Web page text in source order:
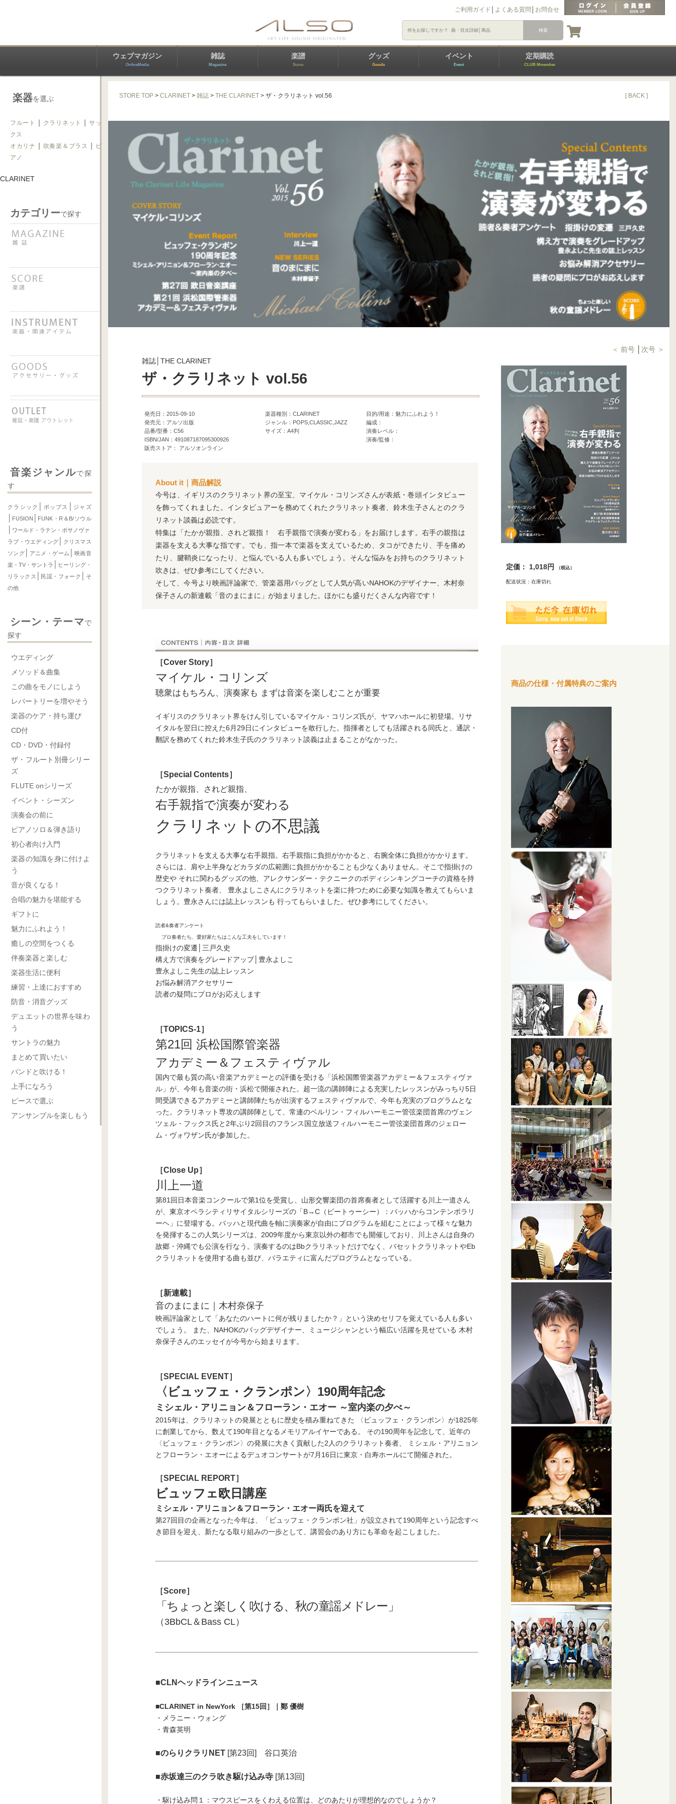
ご利用ガイド よくある質問 お問合せ
ウェブマガジン
OnlineMedia
雑誌
Magazine
楽譜
Score
グッズ
Goods
イベント
Event
定期購読
CLUB Mmember
楽器を選ぶ
フルート ｜ クラリネット ｜ サッ
クス
オカリナ ｜ 吹奏楽＆ブラス ｜
ピ
アノ
CLARINET
カテゴリーで探す
音楽ジャンルで探
す
クラシック ポップス ジャズ
FUSION FUNK・R＆B/ソウル
ワールド・ラテン・ボサノヴァ
ラブ・ウエディング
クリスマス
ソング
アニメ・ゲーム
映画音
楽・TV・サントラ
ヒーリング・
リラックス
民謡・フォーク
そ
の他
シーン・テーマで
探す
ウエディング
メソッド＆曲集
この曲をモノにしよう
レパートリーを増やそう
楽器のケア・持ち運び
CD付
CD・DVD・付録付
ザ・フルート別冊シリー
ズ
FLUTE onシリーズ
イベント・シーズン
演奏会の前に
ピアノソロ＆弾き語り
初心者向け入門
楽器の知識を身に付けよ
う
音が良くなる！
合唱の魅力を堪能する
ギフトに
魅力にふれよう！
癒しの空間をつくる
伴奏楽器と楽しむ
楽器生活に便利
練習・上達におすすめ
防音・消音グッズ
デュエットの世界を味わ
う
サントラの魅力
まとめて買いたい
バンドと吹ける！
上手になろう
ピースで選ぶ
アンサンブルを楽しもう
STORE TOP >CLARINET >雑誌 >THE CLARINET > ザ・クラリネット vol.56 [ BACK ]
＜ 前号 次号 ＞
定価： 1,018円 （税込）
配送状況：在庫切れ
商品の仕様・付属特典のご案内
雑誌│THE CLARINET
ザ・クラリネット vol.56
発売日：2015-09-10
発売元：アルソ出版
品番/型番：C56
ISBN/JAN：491087187095300926
販売ストア： アルソオンライン
楽器種別：CLARINET
ジャンル：POPS,CLASSIC,JAZZ
サイズ：A4判
目的/用途：魅力にふれよう！
編成：
演奏レベル：
演奏/監修：
About it｜商品解説
今号は、イギリスのクラリネット界の至宝、マイケル・コリンズさんが表紙・巻頭インタビュー
を飾ってくれました。インタビュアーを務めてくれたクラリネット奏者、鈴木生子さんとのクラ
リネット談義は必読です。
特集は「たかが親指、されど親指！ 右手親指で演奏が変わる」をお届けします。右手の親指は
楽器を支える大事な指です。でも、指一本で楽器を支えているため、タコができたり、手を痛め
たり、腱鞘炎になったり、と悩んでいる人も多いでしょう。そんな悩みをお持ちのクラリネット
吹きは、ぜひ参考にしてください。
そして、今号より映画評論家で、管楽器用バッグとして人気が高いNAHOKのデザイナー、木村奈
保子さんの新連載「音のまにまに」が始まりました。ほかにも盛りだくさんな内容です！
［Cover Story］
マイケル・コリンズ
聴衆はもちろん、演奏家も まずは音楽を楽しむことが重要
イギリスのクラリネット界をけん引しているマイケル・コリンズ氏が、ヤマハホールに初登場。リサ
イタルを翌日に控えた6月29日にインタビューを敢行した。指揮者としても活躍される同氏と、通訳・
翻訳を務めてくれた鈴木生子氏のクラリネット談義は止まることがなかった。
［Special Contents］
たかが親指、されど親指、
右手親指で演奏が変わる
クラリネットの不思議
クラリネットを支える大事な右手親指。右手親指に負担がかかると、右腕全体に負担がかかります。
さらには、肩や上半身などカラダの広範囲に負担がかかることも少なくありません。そこで指掛けの
歴史や それに関わるグッズの他、アレクサンダー・テクニークのボディシンキングコーチの資格を持
つクラリネット奏者、 豊永よしこさんにクラリネットを楽に持つために必要な知識を教えてもらいま
しょう。豊永さんには誌上レッスンも 行ってもらいました。ぜひ参考にしてください。
読者&奏者アンケート
プロ奏者たち、愛好家たちはこんな工夫をしています！
指掛けの変遷│三戸久史
構え方で演奏をグレードアップ│豊永よしこ
豊永よしこ先生の誌上レッスン
お悩み解消アクセサリー
読者の疑問にプロがお応えします
［TOPICS-1］
第21回 浜松国際管楽器
アカデミー＆フェスティヴァル
国内で最も質の高い音楽アカデミーとの評価を受ける「浜松国際管楽器アカデミー＆フェスティヴァ
ル」が、今年も音楽の街・浜松で開催された。超一流の講師陣による充実したレッスンがみっちり5日
間受講できるアカデミーと講師陣たちが出演するフェスティヴァルで、今年も充実のプログラムとな
った。クラリネット専攻の講師陣として、常連のベルリン・フィルハーモニー管弦楽団首席のヴェン
ツェル・フックス氏と2年ぶり2回目のフランス国立放送フィルハーモニー管弦楽団首席のジェロー
ム・ヴォワザン氏が参加した。
［Close Up］
川上一道
第81回日本音楽コンクールで第1位を受賞し、山形交響楽団の首席奏者として活躍する川上一道さん
が、東京オペラシティリサイタルシリーズの「B→C（ビートゥーシー）：バッハからコンテンポラリ
ーヘ」に登場する。バッハと現代曲を軸に演奏家が自由にプログラムを組むことによって様々な魅力
を発揮するこの人気シリーズは、2009年度から東京以外の都市でも開催しており、川上さんは自身の
故郷・沖縄でも公演を行なう。演奏するのはBbクラリネットだけでなく、バセットクラリネットやEb
クラリネットを使用する曲も並び、バラエティに富んだプログラムとなっている。
［新連載］
音のまにまに｜木村奈保子
映画評論家として「あなたのハートに何が残りましたか？」という決めセリフを覚えている人も多い
でしょう。 また、NAHOKのバッグデザイナー、ミュージシャンという幅広い活躍を見せている 木村
奈保子さんのエッセイが今号から始まります。
［SPECIAL EVENT］
〈ビュッフェ・クランポン〉190周年記念
ミシェル・アリニョン＆フローラン・エオー ～室内楽の夕べ～
2015年は、クラリネットの発展とともに歴史を積み重ねてきた 〈ビュッフェ・クランポン〉が1825年
に創業してから、数えて190年目となるメモリアルイヤーである。 その190周年を記念して、近年の
〈ビュッフェ・クランポン〉の発展に大きく貢献した2人のクラリネット奏者、 ミシェル・アリニョン
とフローラン・エオーによるデュオコンサートが7月16日に東京・白寿ホールにて開催された。
［SPECIAL REPORT］
ビュッフェ欧日講座
ミシェル・アリニョン＆フローラン・エオー両氏を迎えて
第27回目の企画となった今年は、「ビュッフェ・クランポン社」が設立されて190周年という記念すべ
き節目を迎え、新たなる取り組みの一歩として、講習会のあり方にも革命を起こしました。
［Score］
「ちょっと楽しく吹ける、秋の童謡メドレー」
（3BbCL＆Bass CL）
■CLNヘッドラインニュース
■CLARINET in NewYork
［第15回］｜鄭 優樹
・メラニー・ウォング
・青森英明
■のらりクラリNET [第23回] 谷口英治
■赤坂達三のクラ吹き駆け込み寺 [第13回]
・駆け込み問１：マウスピースをくわえる位置は、どのあたりが理想的なのでしょうか？